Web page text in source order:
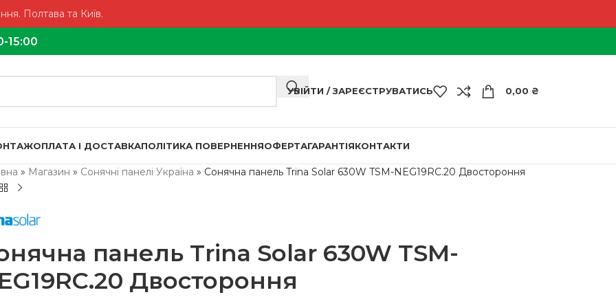
Полтава та Київ.
15:00
УВІЙТИ / ЗАРЕЄСТРУВАТИСЬ 0,00 ₴
ОПЛАТА І ДОСТАВКАПОЛІТИКА ПОВЕРНЕННЯОФЕРТАГАРАНТІЯКОНТАКТИ
» Магазин » Сонячні панелі Україна » Сонячна панель Trina Solar 630W TSM-NEG19RC.20 Двостороння
панель Trina Solar 630W TSM-
Двостороння